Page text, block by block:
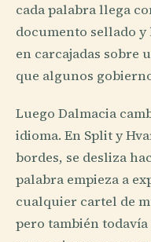
cada palabra llega
documento sellado y
en carcajadas sobre
que algunos
Luego Dalmacia
idioma. En Split y
bordes, se desliza
palabra empieza a
cualquier cartel de
pero también